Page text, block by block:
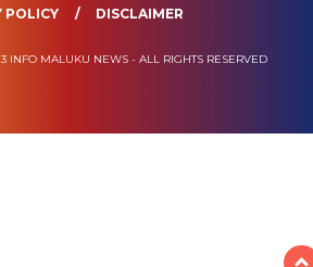
POLICY
DISCLAIMER
INFO MALUKU NEWS - ALL RIGHTS RESERVED